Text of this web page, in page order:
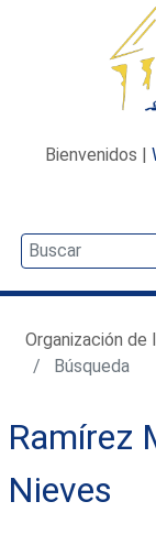
Bienvenidos |
Organización de
Búsqueda
Ramírez
Nieves